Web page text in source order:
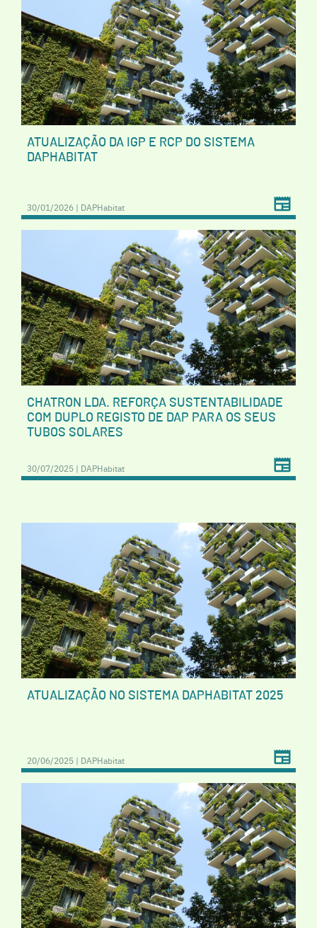
ATUALIZAÇÃO DA IGP E RCP DO SISTEMA
DAPHABITAT
30/01/2026 | DAPHabitat
CHATRON LDA. REFORÇA SUSTENTABILIDADE
COM DUPLO REGISTO DE DAP PARA OS SEUS
TUBOS SOLARES
30/07/2025 | DAPHabitat
ATUALIZAÇÃO NO SISTEMA DAPHABITAT 2025
20/06/2025 | DAPHabitat